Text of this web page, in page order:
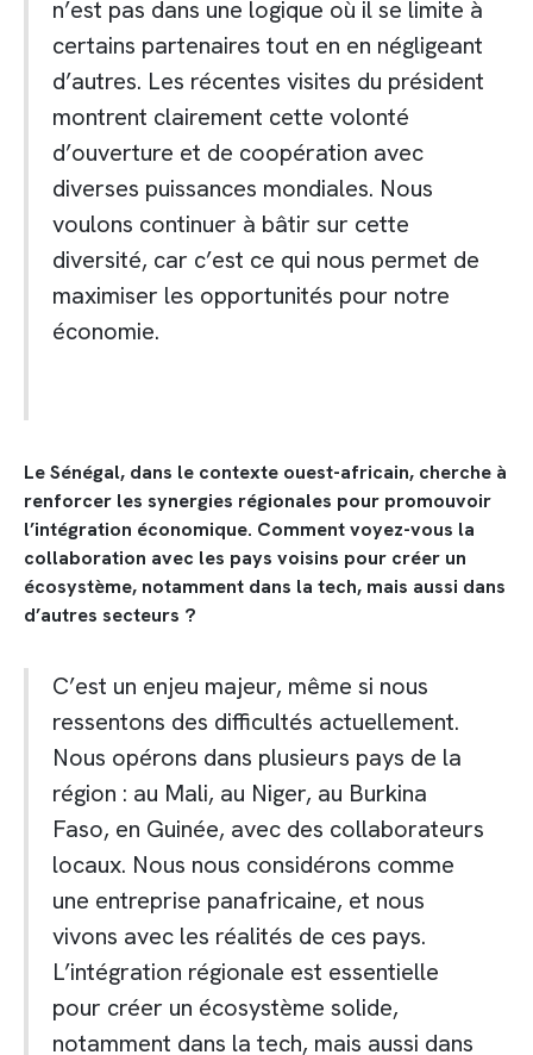
n’est pas dans une logique où il se limite à
certains partenaires tout en en négligeant
d’autres. Les récentes visites du président
montrent clairement cette volonté
d’ouverture et de coopération avec
diverses puissances mondiales. Nous
voulons continuer à bâtir sur cette
diversité, car c’est ce qui nous permet de
maximiser les opportunités pour notre
économie.
Le Sénégal, dans le contexte ouest-africain, cherche à
renforcer les synergies régionales pour promouvoir
l’intégration économique. Comment voyez-vous la
collaboration avec les pays voisins pour créer un
écosystème, notamment dans la tech, mais aussi dans
d’autres secteurs ?
C’est un enjeu majeur, même si nous
ressentons des difficultés actuellement.
Nous opérons dans plusieurs pays de la
région : au Mali, au Niger, au Burkina
Faso, en Guinée, avec des collaborateurs
locaux. Nous nous considérons comme
une entreprise panafricaine, et nous
vivons avec les réalités de ces pays.
L’intégration régionale est essentielle
pour créer un écosystème solide,
notamment dans la tech, mais aussi dans